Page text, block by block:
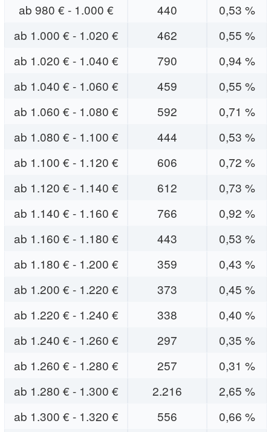
ab 980 € - 1.000 €
440
0,53 %
ab 1.000 € - 1.020 €
462
0,55 %
ab 1.020 € - 1.040 €
790
0,94 %
ab 1.040 € - 1.060 €
459
0,55 %
ab 1.060 € - 1.080 €
592
0,71 %
ab 1.080 € - 1.100 €
444
0,53 %
ab 1.100 € - 1.120 €
606
0,72 %
ab 1.120 € - 1.140 €
612
0,73 %
ab 1.140 € - 1.160 €
766
0,92 %
ab 1.160 € - 1.180 €
443
0,53 %
ab 1.180 € - 1.200 €
359
0,43 %
ab 1.200 € - 1.220 €
373
0,45 %
ab 1.220 € - 1.240 €
338
0,40 %
ab 1.240 € - 1.260 €
297
0,35 %
ab 1.260 € - 1.280 €
257
0,31 %
ab 1.280 € - 1.300 €
2.216
2,65 %
ab 1.300 € - 1.320 €
556
0,66 %